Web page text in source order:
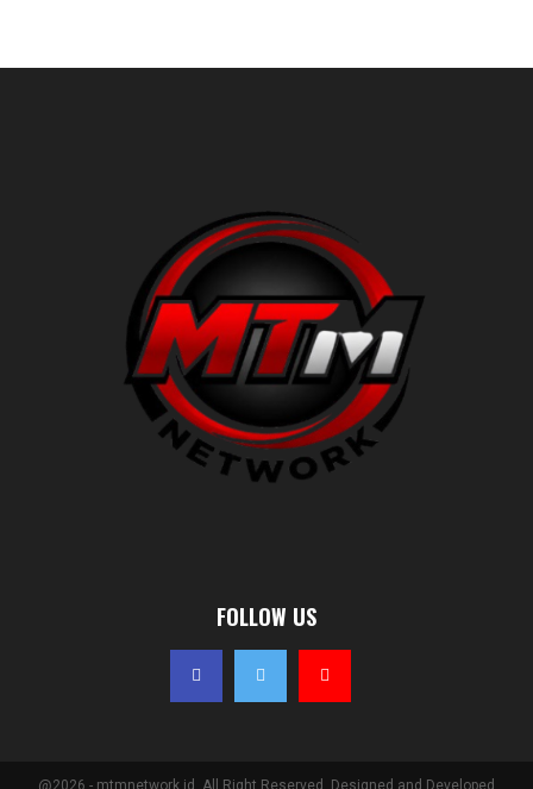
FOLLOW US
@2026 - mtmnetwork.id. All Right Reserved. Designed and Developed